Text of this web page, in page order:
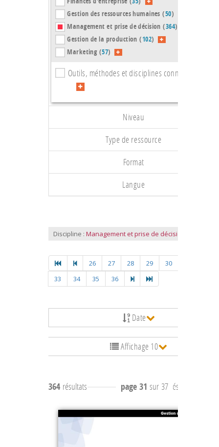
Gestion des ressources humaines (50)
Management et prise de décision (364)
Gestion de la production (102)
Marketing (57)
Outils, méthodes et disciplines connexes (
Niveau
Type de ressource
Format
Langue
Discipline : Management et prise de décision
26 27 28 29 30
33
34 35 36
Date
Affichage 10
364 résultats page 31 sur 37 résultats